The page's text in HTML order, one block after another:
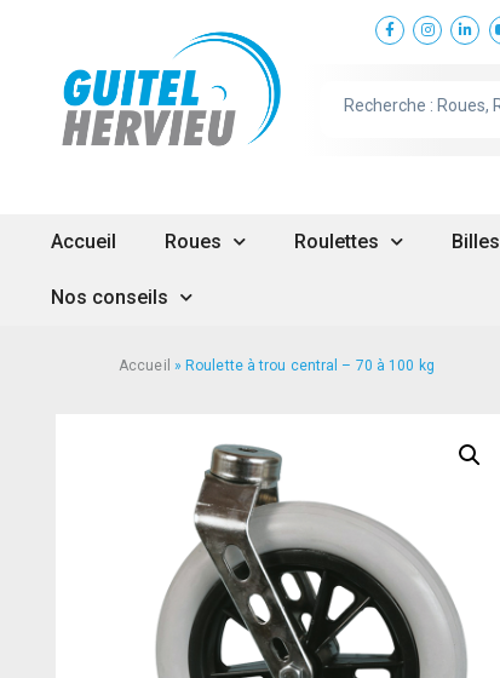
Accueil Roues Roulettes
Nos conseils
Accueil »Roulette à trou central – 70 à 100 kg